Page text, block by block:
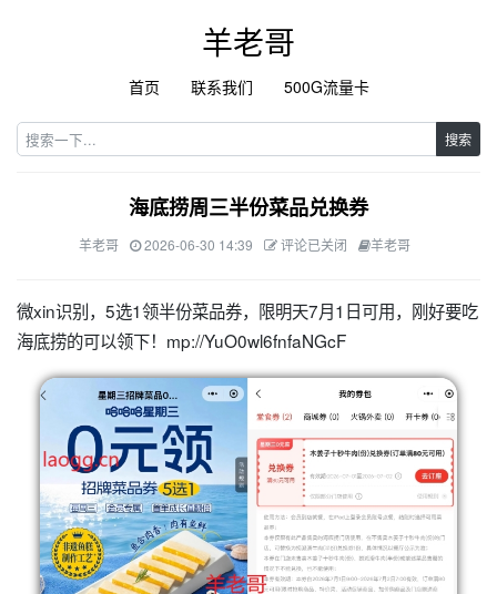
羊老哥
首页 联系我们 500G流量卡
搜索
海底捞周三半份菜品兑换券
羊老哥 2026-06-30 14:39 评论已关闭 羊老哥
微xin识别，5选1领半份菜品券，限明天7月1日可用，刚好要吃
海底捞的可以领下！mp://YuO0wl6fnfaNGcF